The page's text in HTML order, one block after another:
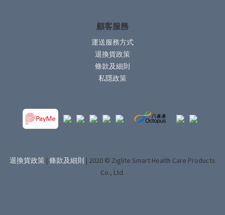
顧客服務
運送服務方式
退換貨政策
條款及細則
私隱政策
退換貨政策 | 條款及細則 | 2020 © Ziglite Smart Health Care Products
Co., Ltd.